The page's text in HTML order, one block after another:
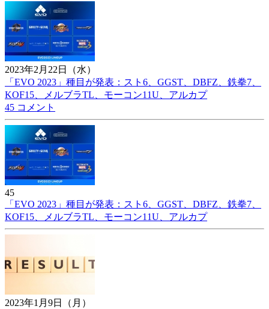
2023年2月22日（水）
「EVO 2023」種目が発表：スト6、GGST、DBFZ、鉄拳7、
KOF15、メルブラTL、モーコン11U、アルカプ
45 コメント
45
「EVO 2023」種目が発表：スト6、GGST、DBFZ、鉄拳7、
KOF15、メルブラTL、モーコン11U、アルカプ
2023年1月9日（月）